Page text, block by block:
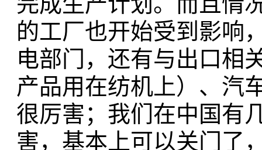
的工厂也开始受到影响
电部门，还有与出口相
产品用在纺机上）、汽
很厉害；我们在中国有
害，基本上可以关门了